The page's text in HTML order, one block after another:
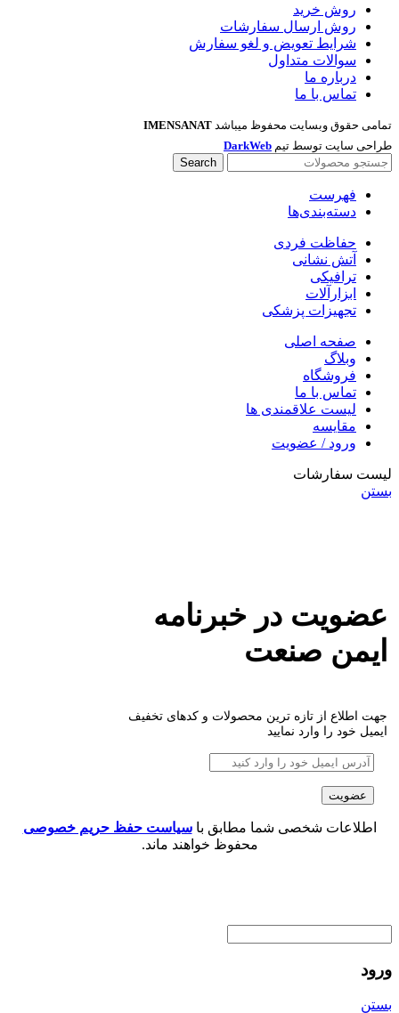
روش خرید
روش ارسال سفارشات
شرایط تعویض و لغو سفارش
سوالات متداول
درباره ما
تماس با ما
تمامی حقوق وبسایت محفوظ میباشد IMENSANAT
طراحی سایت توسط تیم DarkWeb
Search
فهرست
دسته‌بندی‌ها
حفاظت فردی
آتش نشانی
ترافیکی
ابزارآلات
تجهیزات پزشکی
صفحه اصلی
وبلاگ
فروشگاه
تماس با ما
لیست علاقمندی ها
مقایسه
ورود / عضویت
لیست سفارشات
بستن
عضویت در خبرنامه
ایمن صنعت
جهت اطلاع از تازه ترین محصولات و کدهای تخفیف
ایمیل خود را وارد نمایید
اطلاعات شخصی شما مطابق باسیاست حفظ حریم خصوصی
محفوظ خواهند ماند.
ورود
بستن